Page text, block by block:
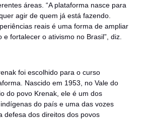
áreas. “A plataforma nasce para
agir de quem já está fazendo.
reais é uma forma de ampliar
e fortalecer o ativismo no Brasil”, diz.
foi escolhido para o curso
Nascido em 1953, no Vale do
do povo Krenak, ele é um dos
do país e uma das vozes
defesa dos direitos dos povos